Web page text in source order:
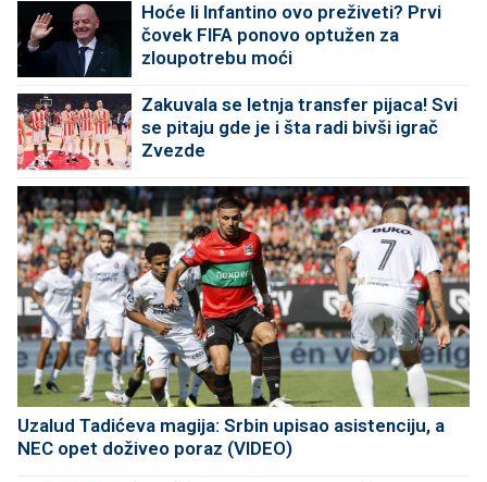
Hoće li Infantino ovo preživeti? Prvi
čovek FIFA ponovo optužen za
zloupotrebu moći
Zakuvala se letnja transfer pijaca! Svi
se pitaju gde je i šta radi bivši igrač
Zvezde
Uzalud Tadićeva magija: Srbin upisao asistenciju, a
NEC opet doživeo poraz (VIDEO)